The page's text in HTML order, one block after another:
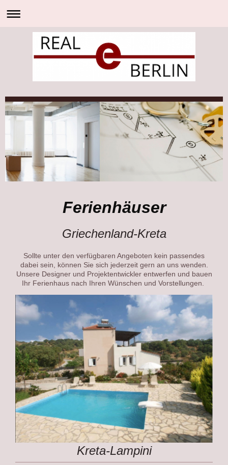
Ferienhäuser
Griechenland-Kreta
Sollte unter den verfügbaren Angeboten kein passendes
dabei sein, können Sie sich jederzeit gern an uns wenden.
Unsere Designer und Projektentwickler entwerfen und bauen
Ihr Ferienhaus nach Ihren Wünschen und Vorstellungen.
Kreta-Lampini